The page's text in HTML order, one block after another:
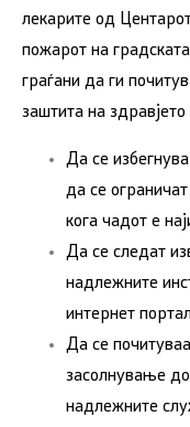
лекарите од
пожарот на
граѓани да ги
заштита на
Да се
да се
кога чадот е
Да се следат
надлежните
интернет
Да се
засолнување
надлежните